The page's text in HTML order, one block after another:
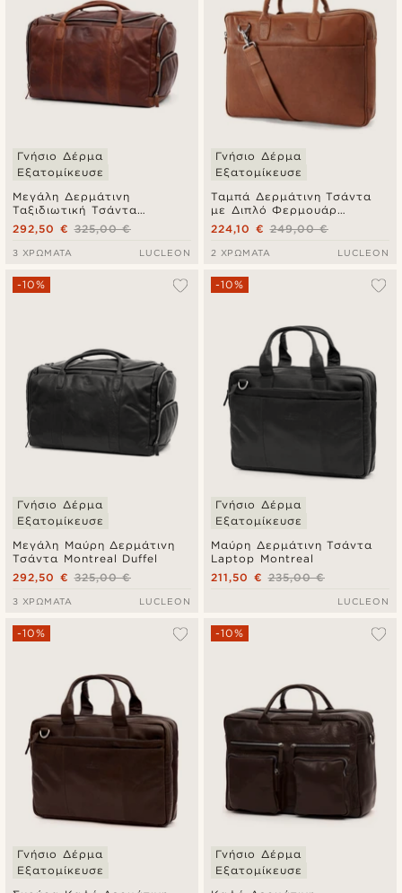
Μεγάλη Δερμάτινη
Ταξιδιωτική Τσάντα
Montreal Tan Duffel
Γνήσιο Δέρμα
Εξατομίκευσε
325,00 €
292,50 €
3 ΧΡΏΜΑΤΑ LUCLEON
Ταμπά Δερμάτινη Τσάντα
με Διπλό Φερμουάρ
Cambodia Executive
Γνήσιο Δέρμα
Εξατομίκευσε
249,00 €
224,10 €
2 ΧΡΏΜΑΤΑ LUCLEON
Μεγάλη Μαύρη Δερμάτινη
Τσάντα Montreal Duffel
-10%
Γνήσιο Δέρμα
Εξατομίκευσε
325,00 €
292,50 €
3 ΧΡΏΜΑΤΑ LUCLEON
Μαύρη Δερμάτινη Τσάντα
Laptop Montreal
-10%
Γνήσιο Δέρμα
Εξατομίκευσε
235,00 €
211,50 €
LUCLEON
-10%
Γνήσιο Δέρμα
Εξατομίκευσε
-10%
Γνήσιο Δέρμα
Εξατομίκευσε